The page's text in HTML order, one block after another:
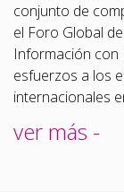
conjunto de
el Foro Global
Información con
esfuerzos a los
internacionales
ver más -